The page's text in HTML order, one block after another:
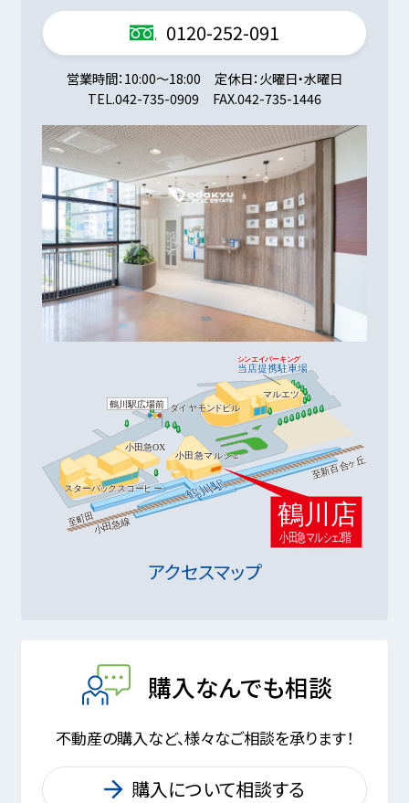
0120-252-091
営業時間 10:00～18:00 定休日 火曜日・水曜日
TEL.042-735-0909 FAX.042-735-1446
アクセスマップ
購入なんでも相談
不動産の購入など、様々なご相談を承ります！
購入について相談する